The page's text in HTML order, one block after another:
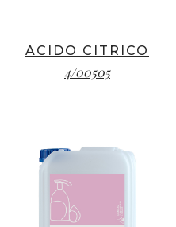
ACIDO CITRICO
4/00505